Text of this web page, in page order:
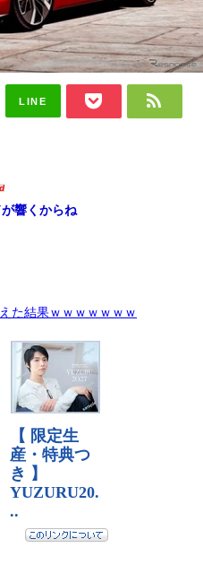
LINE
響くからね
た結果ｗｗｗｗｗｗｗ